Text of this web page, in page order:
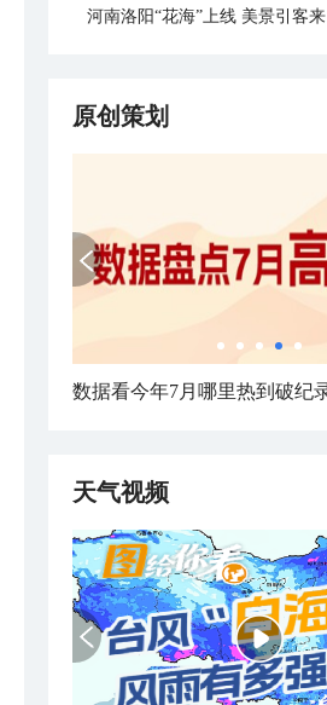
河南洛阳“花海”上线 美景引客来
原创策划
天气视频